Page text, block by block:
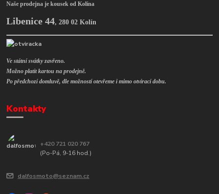
Naše prodejna je kousek od Kolína
Libenice 44,280 02 Kolín
Ve státní svátky zavřeno.
Možno platit kartou na prodejně.
Po předchozí domluvě, dle možností otevřeme i mimo otvírací dobu.
Kontakty
+420 721 020 767
(Po-Pá, 9-16 hod.)
dalfosmoto@seznam.cz